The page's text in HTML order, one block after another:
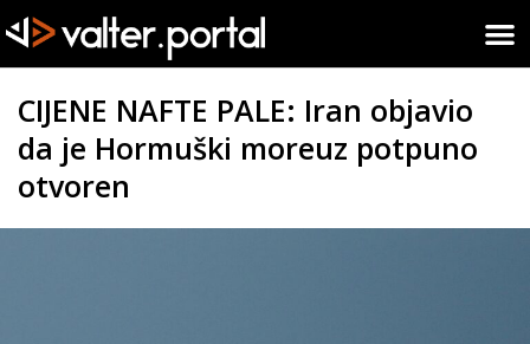
CIJENE NAFTE PALE: Iran objavio
da je Hormuški moreuz potpuno
otvoren